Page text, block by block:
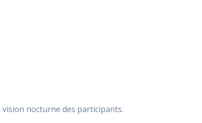
nocturne des participants.